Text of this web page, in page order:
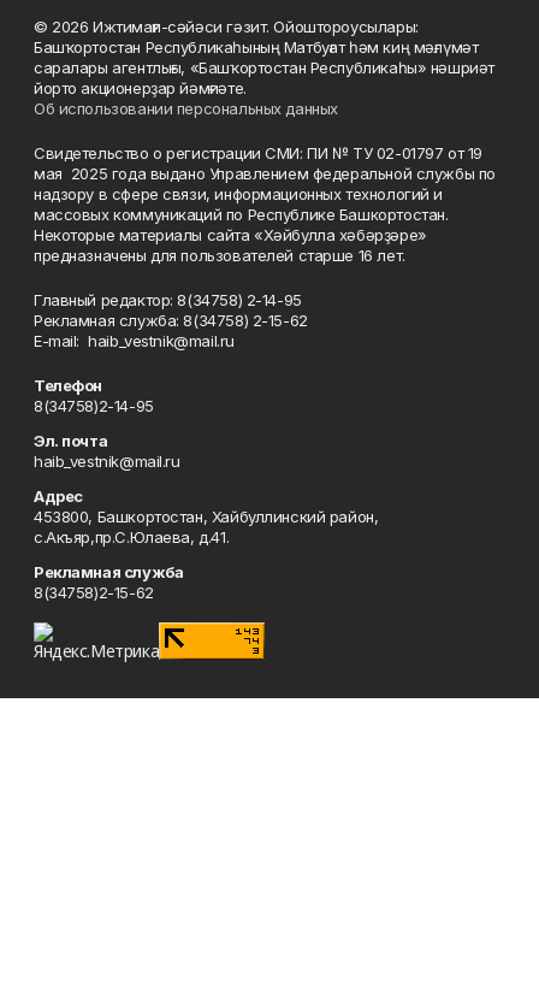
© 2026 Ижтимағи-сәйәси гәзит. Ойоштороусылары:
Башҡортостан Республикаһының Матбуғат һәм киң мәғлүмәт
саралары агентлығы, «Башҡортостан Республикаһы» нәшриәт
йорто акционерҙар йәмғиәте.
Об использовании персональных данных
Свидетельство о регистрации СМИ: ПИ № ТУ 02-01797 от 19
мая 2025 года выдано Управлением федеральной службы по
надзору в сфере связи, информационных технологий и
массовых коммуникаций по Республике Башкортостан.
Некоторые материалы сайта «Хәйбулла хәбәрҙәре»
предназначены для пользователей старше 16 лет.
Главный редактор: 8(34758) 2-14-95
Рекламная служба: 8(34758) 2-15-62
Е-mаil: haib_vestnik@mail.ru
Телефон
8(34758)2-14-95
Эл. почта
haib_vestnik@mail.ru
Адрес
453800, Башкортостан, Хайбуллинский район,
с.Акъяр,пр.С.Юлаева, д.41.
Рекламная служба
8(34758)2-15-62